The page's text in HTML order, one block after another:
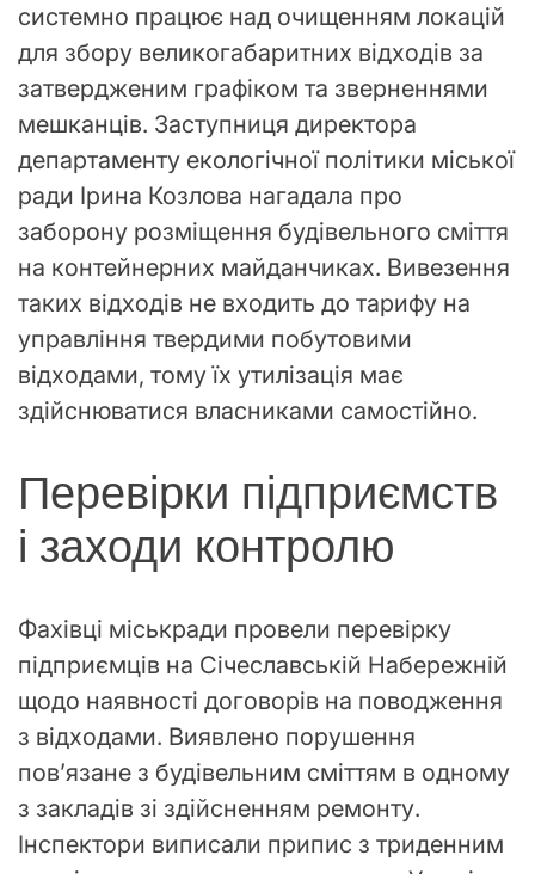
системно працює над очищенням локацій
для збору великогабаритних відходів за
затвердженим графіком та зверненнями
мешканців. Заступниця директора
департаменту екологічної політики міської
ради Ірина Козлова нагадала про
заборону розміщення будівельного сміття
на контейнерних майданчиках. Вивезення
таких відходів не входить до тарифу на
управління твердими побутовими
відходами, тому їх утилізація має
здійснюватися власниками самостійно.
Перевірки підприємств
і заходи контролю
Фахівці міськради провели перевірку
підприємців на Січеславській Набережній
щодо наявності договорів на поводження
з відходами. Виявлено порушення
пов’язане з будівельним сміттям в одному
з закладів зі здійсненням ремонту.
Інспектори виписали припис з триденним